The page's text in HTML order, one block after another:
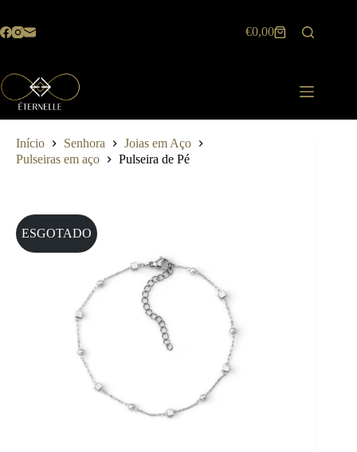
o
Carrinho
€0,00
Início Senhora
Joias em Aço
Pulseiras em aço
Pulseira de Pé
ESGOTADO